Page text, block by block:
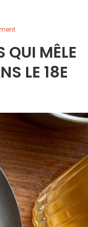
QUI MÊLE
LE 18E